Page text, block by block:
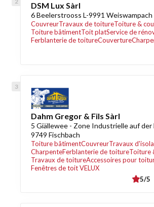
DSM Lux Sàrl
6 Beelerstrooss L-9991 Weiswampach
CouvreurTravaux de toitureToiture &
Toiture bâtimentToit platService de
Ferblanterie de toitureCouverture
Dahm Gregor & Fils Sàrl
5 Giällewee - Zone Industrielle auf
9749 Fischbach
Toiture bâtimentCouvreurTravaux
CharpenteFerblanterie de toitureToiture
Travaux de toitureAccessoires pour
Fenêtres de toit VELUX
5/5